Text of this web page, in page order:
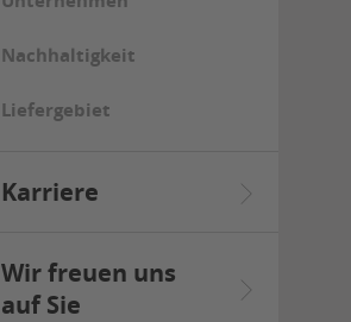
Nachhaltigkeit
Liefergebiet
Karriere
Wir freuen uns
auf Sie